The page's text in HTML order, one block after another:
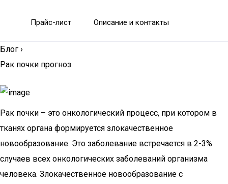
Прайс-лист Описание и контакты
Блог ›
Рак почки прогноз
Рак почки – это онкологический процесс, при котором в
тканях органа формируется злокачественное
новообразование. Это заболевание встречается в 2-3%
случаев всех онкологических заболеваний организма
человека. Злокачественное новообразование с